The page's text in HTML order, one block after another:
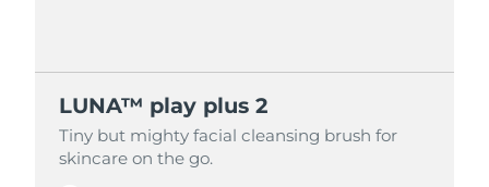
LUNA™ play plus 2
Tiny but mighty facial cleansing brush for
skincare on the go.
LUNA™ play plus 2
Tiny but mighty facial cleansing brush for
skincare on the go.